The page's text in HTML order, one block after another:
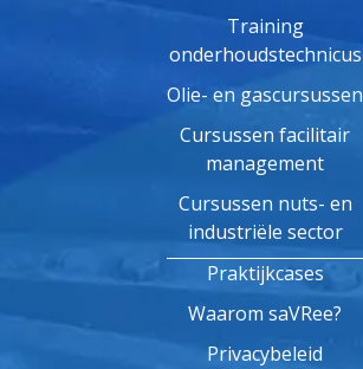
Training
onderhoudstechnicus
Olie- en gascursussen
Cursussen facilitair
management
Cursussen nuts- en
industriële sector
Praktijkcases
Waarom saVRee?
Privacybeleid